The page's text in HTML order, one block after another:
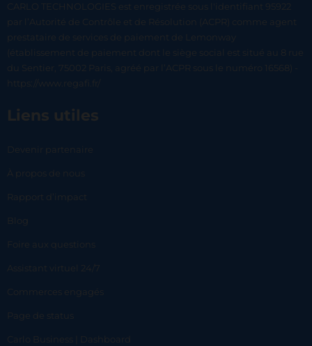
CARLO TECHNOLOGIES est enregistrée sous l'identifiant 95922
par l’Autorité de Contrôle et de Résolution (ACPR) comme agent
prestataire de services de paiement de Lemonway
(établissement de paiement dont le siège social est situé au 8 rue
du Sentier, 75002 Paris, agréé par l’ACPR sous le numéro 16568) -
https://www.regafi.fr/
Liens utiles
Devenir partenaire
À propos de nous
Rapport d’impact
Blog
Foire aux questions
Assistant virtuel 24/7
Commerces engagés
Page de status
Carlo Business | Dashboard